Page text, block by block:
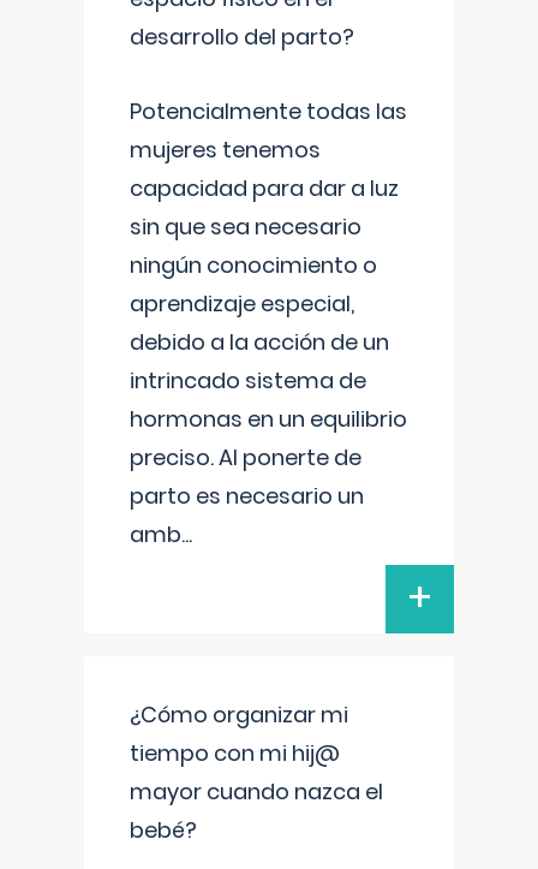
desarrollo del parto?
Potencialmente todas las
mujeres tenemos
capacidad para dar a luz
sin que sea necesario
ningún conocimiento o
aprendizaje especial,
debido a la acción de un
intrincado sistema de
hormonas en un equilibrio
preciso. Al ponerte de
parto es necesario un
amb...
+
¿Cómo organizar mi
tiempo con mi hij@
mayor cuando nazca el
bebé?